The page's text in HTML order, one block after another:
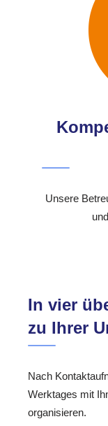
Unsere
In vier
zu Ihrer
Nach
Werktages mit
organisieren.